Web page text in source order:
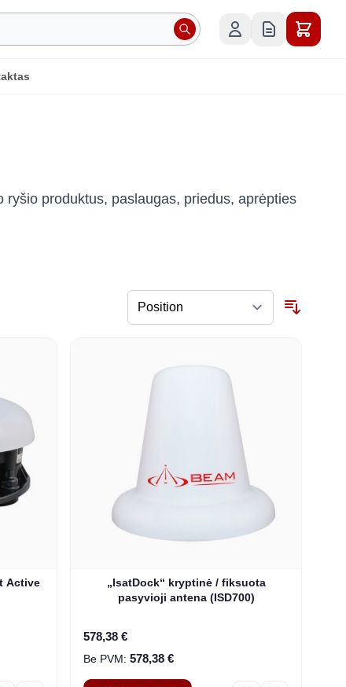
produktus, paslaugas, priedus, aprėpties
Active
„IsatDock“ kryptinė / fiksuota
pasyvioji antena (ISD700)
578,38 €
578,38 €